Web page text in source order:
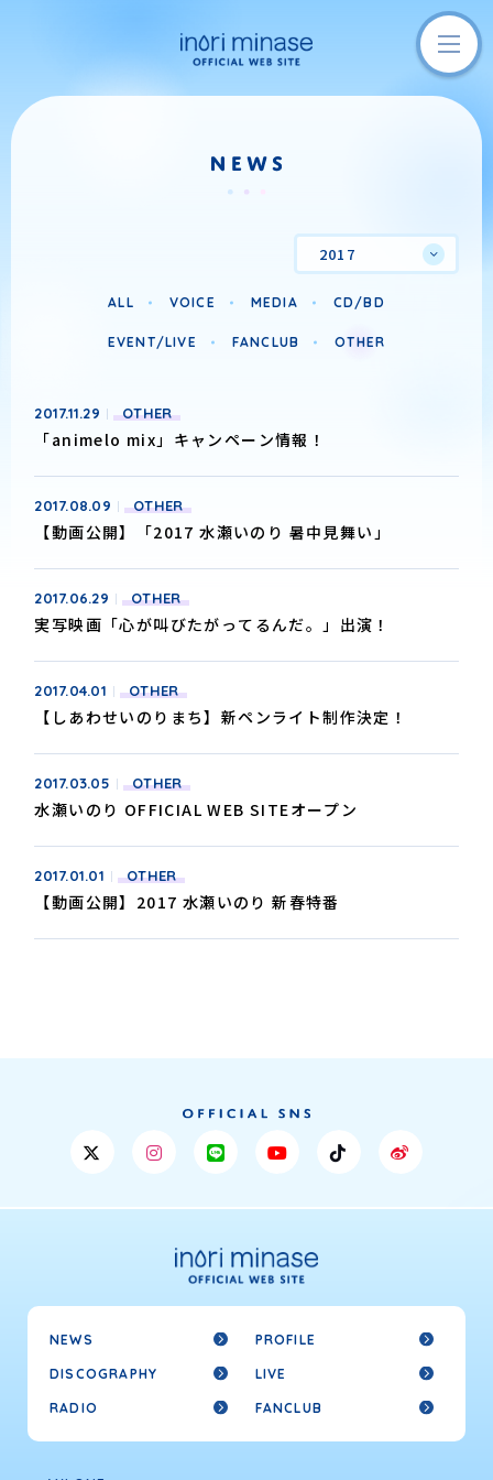
2017
ALL VOICE MEDIA CD/BD
EVENT/LIVE FANCLUB OTHER
2017.11.29 OTHER
「animelo mix」キャンペーン情報！
2017.08.09 OTHER
【動画公開】「2017 水瀬いのり 暑中見舞い」
2017.06.29 OTHER
実写映画「心が叫びたがってるんだ。」出演！
2017.04.01 OTHER
【しあわせいのりまち】新ペンライト制作決定！
2017.03.05 OTHER
水瀬いのり OFFICIAL WEB SITEオープン
2017.01.01 OTHER
【動画公開】2017 水瀬いのり 新春特番
NEWS PROFILE
DISCOGRAPHY LIVE
RADIO FANCLUB